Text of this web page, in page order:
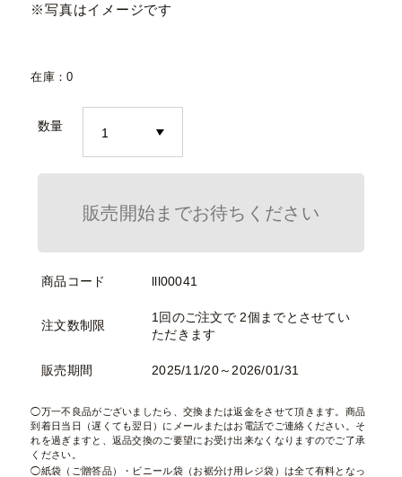
※写真はイメージです
在庫：0
数量
販売開始までお待ちください
商品コード lll00041
注文数制限
1回のご注文で 2個までとさせてい
ただきます
販売期間 2025/11/20～2026/01/31
万一不良品がございましたら、交換または返金をさせて頂きます。商品
到着日当日（遅くても翌日）にメールまたはお電話でご連絡ください。そ
れを過ぎますと、返品交換のご要望にお受け出来なくなりますのでご了承
ください。
紙袋（ご贈答品）・ビニール袋（お裾分け用レジ袋）は全て有料となっ